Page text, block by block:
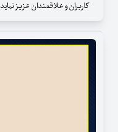
کاربران و علاقمندان عزیز نماید